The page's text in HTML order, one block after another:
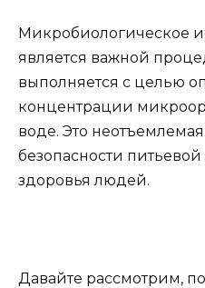
Микробиологическое
является важной
выполняется с целью
концентрации
воде. Это
безопасности
здоровья людей.
Давайте рассмотрим,